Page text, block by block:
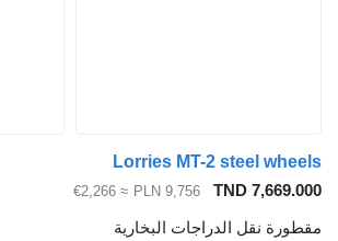
Lorries MT-2
TND
PLN 9,756
≈ €2,266
الدراجات البخارية